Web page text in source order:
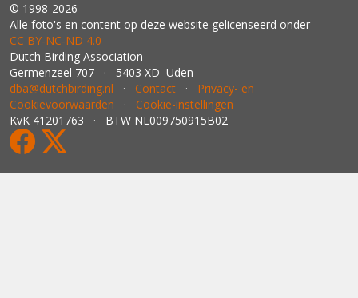
© 1998-2026
Alle foto's en content op deze website gelicenseerd onder
CC BY‑NC‑ND 4.0
Dutch Birding Association
Germenzeel 707 · 5403 XD Uden
dba@dutchbirding.nl · Contact · Privacy- en
Cookievoorwaarden · Cookie-instellingen
KvK 41201763 · BTW NL009750915B02